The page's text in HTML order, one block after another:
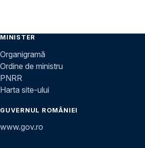
MINISTER
Organigramă
Ordine de ministru
PNRR
Harta site-ului
GUVERNUL ROMÂNIEI
www.gov.ro